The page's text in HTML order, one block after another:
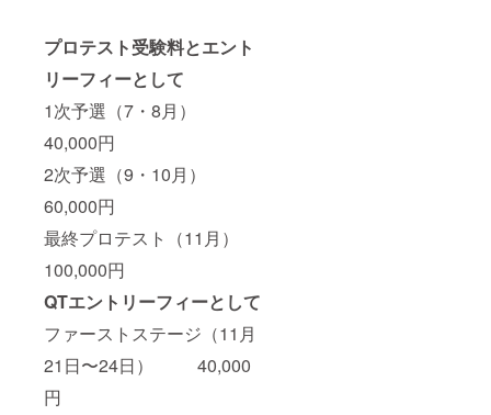
プロテスト受験料とエント
リーフィーとして
1次予選（7・8月）
40,000円
2次予選（9・10月）
60,000円
最終プロテスト（11月）
100,000円
QTエントリーフィーとして
ファーストステージ（11月
21日〜24日） 40,000
円